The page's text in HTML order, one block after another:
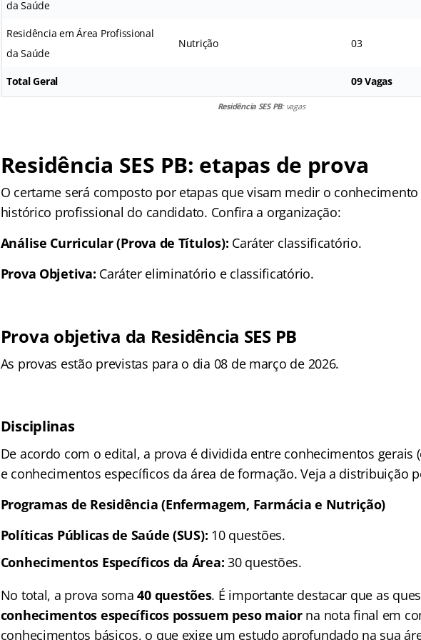
da Saúde
Residência em Área Profissional
da Saúde
Nutrição 03
Total Geral 09 Vagas
Residência SES PB: vagas
Residência SES PB: etapas de prova
O certame será composto por etapas que visam medir o
histórico profissional do candidato. Confira a organização:
Análise Curricular (Prova de Títulos): Caráter classificatório.
Prova Objetiva: Caráter eliminatório e classificatório.
Prova objetiva da Residência SES PB
As provas estão previstas para o dia 08 de março de 2026.
Disciplinas
De acordo com o edital, a prova é dividida entre conhecimentos gerais
e conhecimentos específicos da área de formação. Veja a distribuição
Programas de Residência (Enfermagem, Farmácia e Nutrição)
Políticas Públicas de Saúde (SUS): 10 questões.
Conhecimentos Específicos da Área: 30 questões.
No total, a prova soma40 questões. É importante destacar que as
conhecimentos específicos possuem peso maiorna nota final em
conhecimentos básicos, o que exige um estudo aprofundado na sua